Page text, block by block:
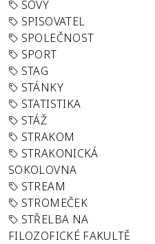
SOVY
SPISOVATEL
SPOLEČNOST
SPORT
STAG
STÁNKY
STATISTIKA
STÁŽ
STRAKOM
STRAKONICKÁ
SOKOLOVNA
STREAM
STROMEČEK
STŘELBA NA
FILOZOFICKÉ FAKULTĚ